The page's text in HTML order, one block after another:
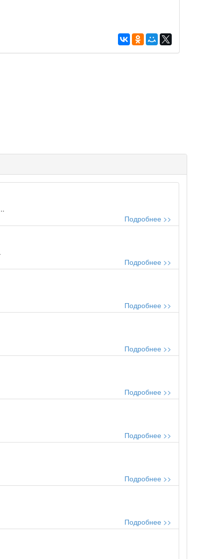
Подробнее >>
Подробнее >>
Подробнее >>
Подробнее >>
Подробнее >>
Подробнее >>
Подробнее >>
Подробнее >>